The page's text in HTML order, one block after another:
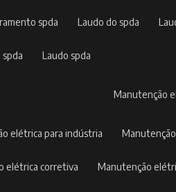
spda laudo do spda
spda laudo spda
manutenção
elétrica para indústria
elétrica corretiva manutenção